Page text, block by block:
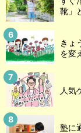
靴」
きょ
を変
人気
塾に